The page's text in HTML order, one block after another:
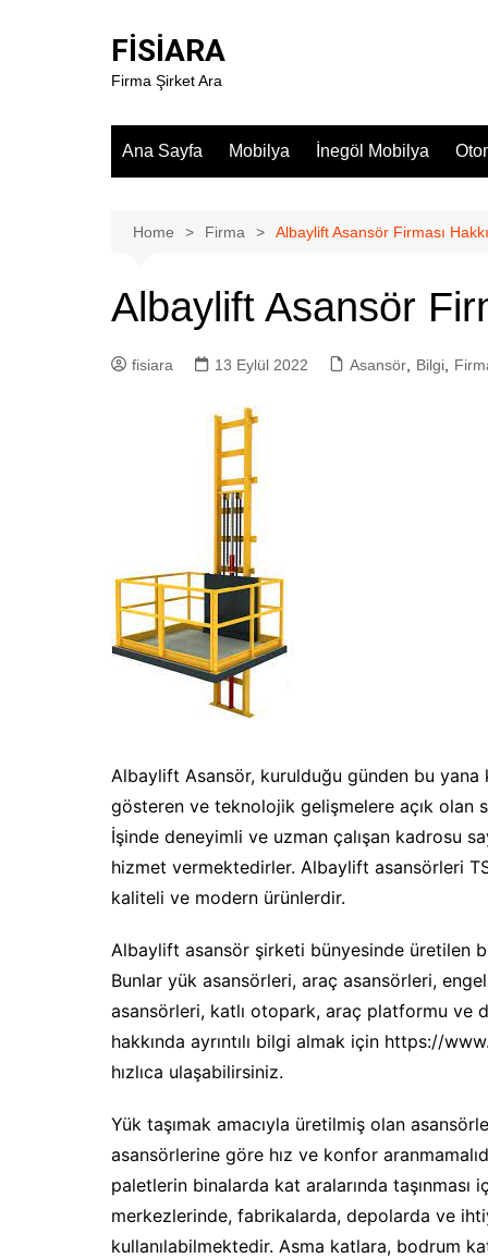
FİSİARA
Firma Şirket Ara
Ana Sayfa Mobilya İnegöl Mobilya
Home Firma Albaylift Asansör Firması
Albaylift Asansör
fisiara 13 Eylül 2022 Asansör Bilgi
Albaylift Asansör, kurulduğu günden bu
gösteren ve teknolojik gelişmelere açık olan
İşinde deneyimli ve uzman çalışan kadrosu
hizmet vermektedirler. Albaylift asansörleri
kaliteli ve modern ürünlerdir.
Albaylift asansör şirketi bünyesinde üretilen
Bunlar yük asansörleri, araç asansörleri,
asansörleri, katlı otopark, araç platformu ve
hakkında ayrıntılı bilgi almak için https://
hızlıca ulaşabilirsiniz.
Yük taşımak amacıyla üretilmiş olan
asansörlerine göre hız ve konfor
paletlerin binalarda kat aralarında taşınması
merkezlerinde, fabrikalarda, depolarda ve
kullanılabilmektedir. Asma katlara, bodrum